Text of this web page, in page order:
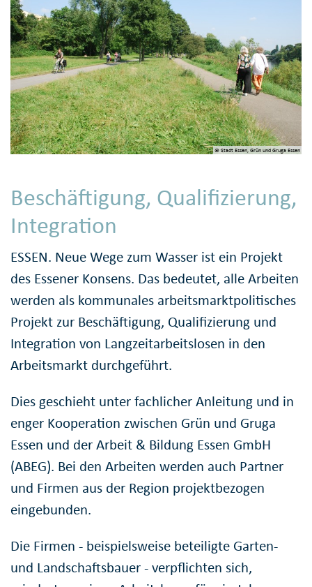
© Stadt Essen, Grün und Gruga Essen
Beschäftigung, Qualifizierung,
Integration
ESSEN. Neue Wege zum Wasser ist ein Projekt
des Essener Konsens. Das bedeutet, alle Arbeiten
werden als kommunales arbeitsmarktpolitisches
Projekt zur Beschäftigung, Qualifizierung und
Integration von Langzeitarbeitslosen in den
Arbeitsmarkt durchgeführt.
Dies geschieht unter fachlicher Anleitung und in
enger Kooperation zwischen Grün und Gruga
Essen und der Arbeit & Bildung Essen GmbH
(ABEG). Bei den Arbeiten werden auch Partner
und Firmen aus der Region projektbezogen
eingebunden.
Die Firmen - beispielsweise beteiligte Garten-
und Landschaftsbauer - verpflichten sich,